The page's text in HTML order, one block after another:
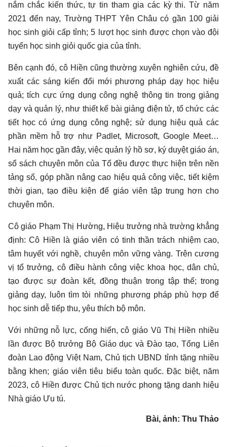
nắm chắc kiến thức, tự tin tham gia các kỳ thi. Từ năm
2021 đến nay, Trường THPT Yên Châu có gần 100 giải
học sinh giỏi cấp tỉnh; 5 lượt học sinh được chọn vào đội
tuyển học sinh giỏi quốc gia của tỉnh.
Bên cạnh đó, cô Hiền cũng thường xuyên nghiên cứu, đề
xuất các sáng kiến đổi mới phương pháp dạy học hiệu
quả; tích cực ứng dụng công nghệ thông tin trong giảng
dạy và quản lý, như thiết kế bài giảng điện tử, tổ chức các
tiết học có ứng dụng công nghệ; sử dụng hiệu quả các
phần mềm hỗ trợ như Padlet, Microsoft, Google Meet…
Hai năm học gần đây, việc quản lý hồ sơ, ký duyệt giáo án,
sổ sách chuyên môn của Tổ đều được thực hiện trên nền
tảng số, góp phần nâng cao hiệu quả công việc, tiết kiệm
thời gian, tạo điều kiện để giáo viên tập trung hơn cho
chuyên môn.
Cô giáo Phạm Thị Hường, Hiệu trưởng nhà trường khẳng
định: Cô Hiền là giáo viên có tinh thần trách nhiệm cao,
tâm huyết với nghề, chuyên môn vững vàng. Trên cương
vị tổ trưởng, cô điều hành công việc khoa học, dân chủ,
tạo được sự đoàn kết, đồng thuận trong tập thể; trong
giảng dạy, luôn tìm tòi những phương pháp phù hợp để
học sinh dễ tiếp thu, yêu thích bộ môn.
Với những nỗ lực, cống hiến, cô giáo Vũ Thị Hiền nhiều
lần được Bộ trưởng Bộ Giáo dục và Đào tạo, Tổng Liên
đoàn Lao động Việt Nam, Chủ tịch UBND tỉnh tặng nhiều
bằng khen; giáo viên tiêu biểu toàn quốc. Đặc biệt, năm
2023, cô Hiền được Chủ tịch nước phong tặng danh hiệu
Nhà giáo Ưu tú.
Bài, ảnh: Thu Thảo